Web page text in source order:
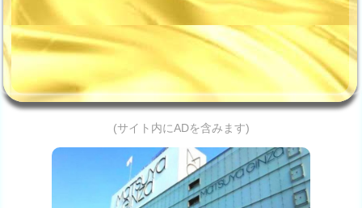
(サイト内にADを含みます)